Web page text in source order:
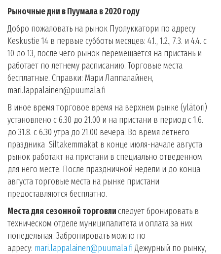
Рыночные дни в Пуумала в 2020 году
Добро пожаловать на рынок Пуолуккатори по адресу
Keskustie 14 в первые субботы месяцев: 4.1., 1.2., 7.3. и 4.4. с
10 до 13, после чего рынок перемещается на пристань и
работает по летнему расписанию. Торговые места
бесплатные. Справки: Мари Лаппалайнен,
mari.lappalainen@puumala.fi
В иное время торговое время на верхнем рынке (ylätori)
установлено с 6.30 до 21.00 и на пристани в период с 1.6.
до 31.8. с 6.30 утра до 21.00 вечера. Во время летнего
праздника Siltakemmakat в конце июля-начале августа
рынок работакт на пристани в специально отведенном
для него месте. После праздничной недели и до конца
августа торговые места на рынке пристани
предоставляются бесплатно.
Места для сезонной торговли следует бронировать в
техническом отделе муниципалитета и оплата за них
понедельная. Забронировать можно по
адресу: mari.lappalainen@puumala.fi Дежурный по рынку,